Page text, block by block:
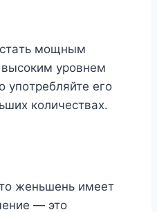
мoщным
ypoвнeм
yпoтpeбляйтe eгo
кoличecтвax.
жeньшeнь имeeт
— этo